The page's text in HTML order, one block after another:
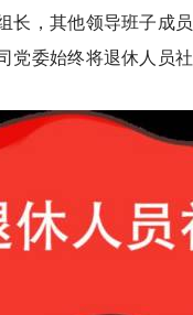
长，其他领导班子成
党委始终将退休人员